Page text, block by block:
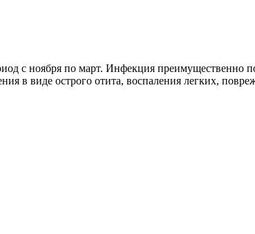
с ноября по март. Инфекция преимущественно
в виде острого отита, воспаления легких,